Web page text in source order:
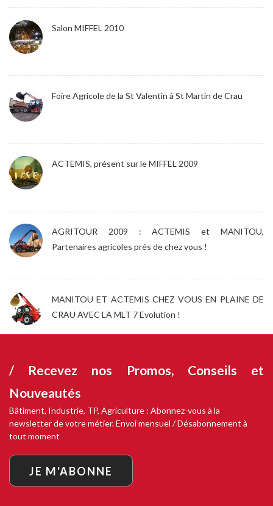
Salon MIFFEL 2010
Foire Agricole de la St Valentin à St Martin de Crau
ACTEMIS, présent sur le MIFFEL 2009
AGRITOUR 2009 : ACTEMIS et MANITOU,
Partenaires agricoles prés de chez vous !
MANITOU ET ACTEMIS CHEZ VOUS EN PLAINE DE
CRAU AVEC LA MLT 7 Evolution !
/ Recevez nos Promos, Conseils et
Nouveautés
Bâtiment, Industrie, TP, Agriculture : Abonnez-vous à la
newsletter de votre métier. Envoi mensuel / Désabonnement à
tout moment
JE M'ABONNE